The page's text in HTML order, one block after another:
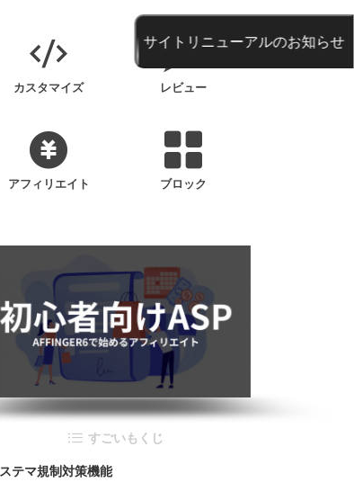
カスタマイズ レビュー
アフィリエイト ブロック
すごいもくじ
ステマ規制対策機能
サイトリニューアルのお知らせ